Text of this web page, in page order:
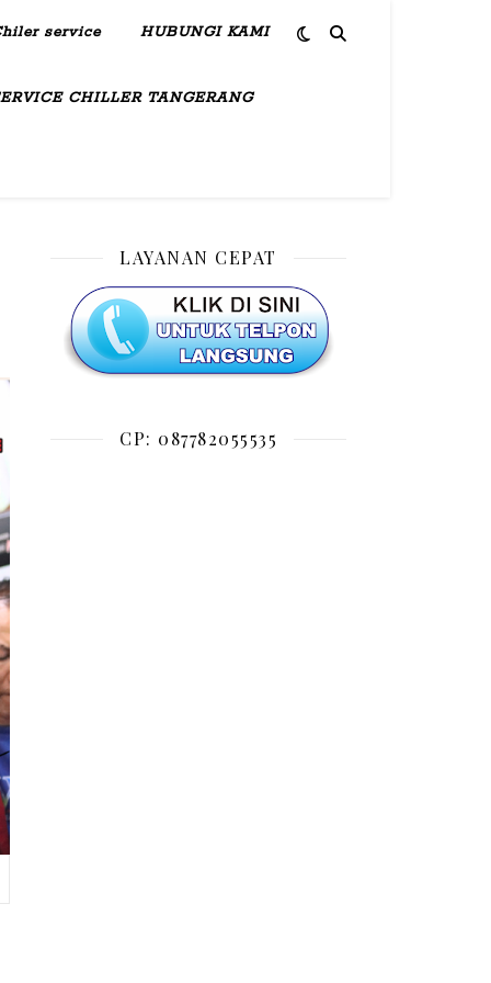
service HUBUNGI KAMI
CHILLER TANGERANG
LAYANAN CEPAT
CP: 087782055535